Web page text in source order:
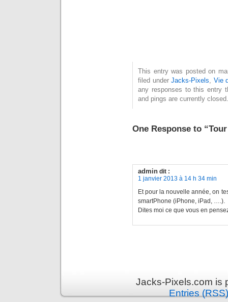
This entry was posted on
filed underJacks-Pixels
Vie
any responses to this entry
and pings are currently closed.
One Response to
admin dit :
1 janvier 2013 à 14 h 34 min
Et pour la nouvelle année, on
smartPhone (iPhone, iPad, ….).
Dites moi ce que vous en
Jacks-Pixels.com is
Entries (RSS)